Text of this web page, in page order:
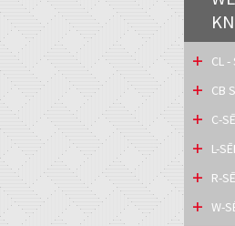
CL -
CB
C-
L-
R-
W-